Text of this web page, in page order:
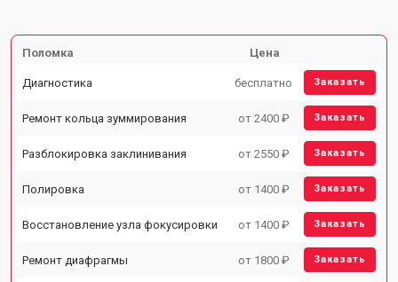
Поломка Цена
Диагностика бесплатно Заказать
Ремонт кольца зуммирования от 2400 ₽ Заказать
Разблокировка заклинивания от 2550 ₽ Заказать
Полировка от 1400 ₽ Заказать
Восстановление узла фокусировки от 1400 ₽ Заказать
Ремонт диафрагмы от 1800 ₽ Заказать